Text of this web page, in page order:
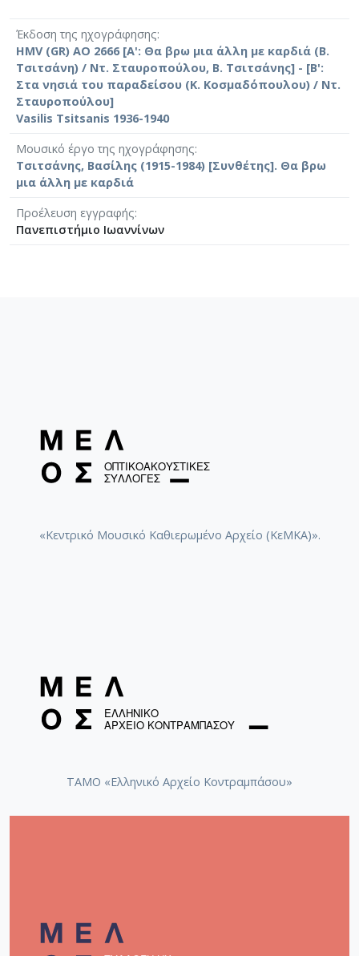
Έκδοση της ηχογράφησης
HMV (GR) AO 2666 [A': Θα βρω μια άλλη με καρδιά (Β.
Τσιτσάνη) / Ντ. Σταυροπούλου, Β. Τσιτσάνης] - [Β':
Στα νησιά του παραδείσου (Κ. Κοσμαδόπουλου) / Ντ.
Σταυροπούλου]
Vasilis Tsitsanis 1936-1940
Μουσικό έργο της ηχογράφησης
Τσιτσάνης, Βασίλης (1915-1984) [Συνθέτης]. Θα βρω
μια άλλη με καρδιά
Προέλευση εγγραφής
Πανεπιστήμιο Ιωαννίνων
«Κεντρικό Μουσικό Καθιερωμένο Αρχείο (ΚεΜΚΑ)».
ΤΑΜΟ «Ελληνικό Αρχείο Κοντραμπάσου»